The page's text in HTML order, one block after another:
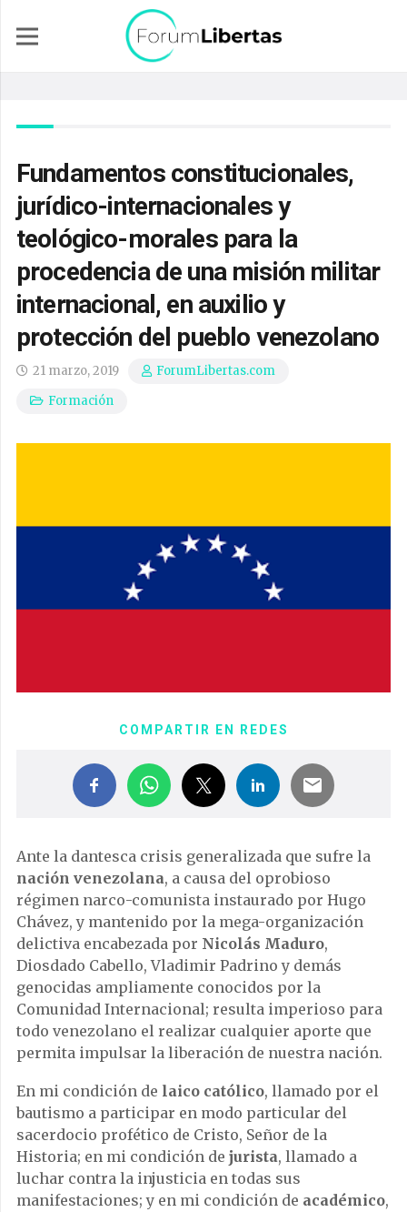
Fundamentos constitucionales,
jurídico-internacionales y
teológico-morales para la
procedencia de una misión militar
internacional, en auxilio y
protección del pueblo venezolano
21 marzo, 2019
ForumLibertas.com
Formación
COMPARTIR EN REDES
Ante la dantesca crisis generalizada que sufre la
nación venezolana, a causa del oprobioso
régimen narco-comunista instaurado por Hugo
Chávez, y mantenido por la mega-organización
delictiva encabezada por Nicolás Maduro,
Diosdado Cabello, Vladimir Padrino y demás
genocidas ampliamente conocidos por la
Comunidad Internacional; resulta imperioso para
todo venezolano el realizar cualquier aporte que
permita impulsar la liberación de nuestra nación.
En mi condición de laico católico, llamado por el
bautismo a participar en modo particular del
sacerdocio profético de Cristo, Señor de la
Historia; en mi condición de jurista, llamado a
luchar contra la injusticia en todas sus
manifestaciones; y en mi condición de académico,